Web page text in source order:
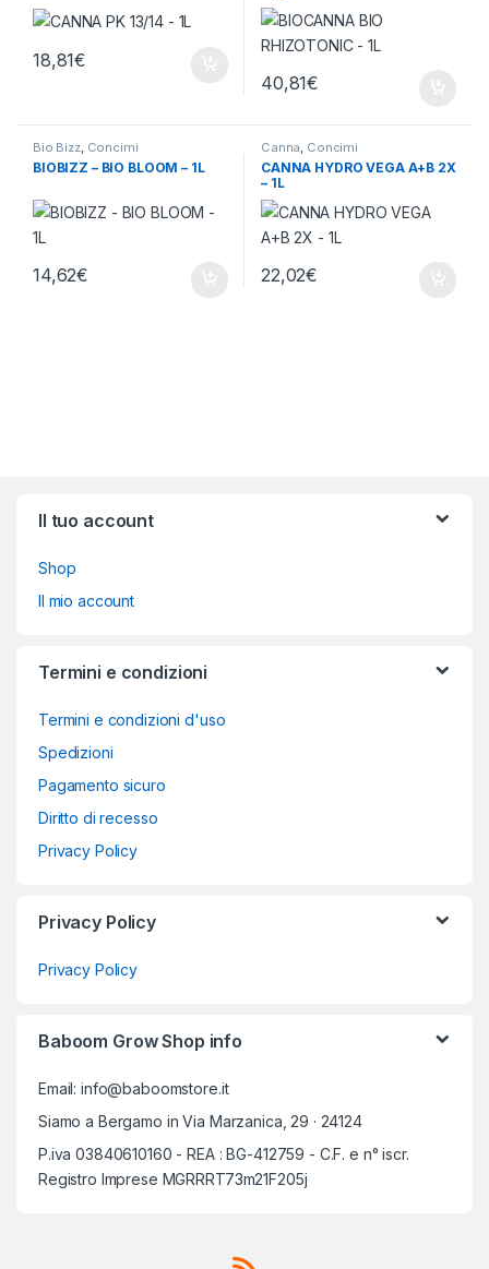
18,81€
40,81€
Bio Bizz, Concimi
BIOBIZZ – BIO BLOOM – 1L
14,62€
Canna Concimi
CANNA HYDRO VEGA A+B 2X
– 1L
22,02€
Il tuo account
Shop
Il mio account
Termini e condizioni
Termini e condizioni d'uso
Spedizioni
Pagamento sicuro
Diritto di recesso
Privacy Policy
Privacy Policy
Privacy Policy
Baboom Grow Shop info
Email: info@baboomstore.it
Siamo a Bergamo in Via Marzanica, 29 · 24124
P.iva 03840610160 - REA : BG-412759 - C.F. e n° iscr.
Registro Imprese MGRRRT73m21F205j